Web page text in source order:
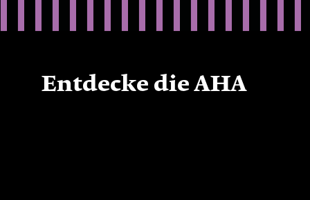
Entdecke die AHA